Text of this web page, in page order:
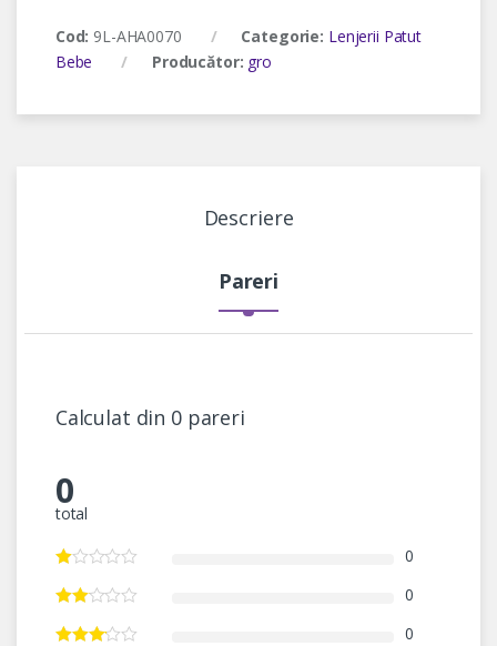
Cod: 9L-AHA0070 Categorie: Lenjerii Patut
Bebe
Producător: gro
Descriere
Pareri
Calculat din 0 pareri
0
total
0
0
0